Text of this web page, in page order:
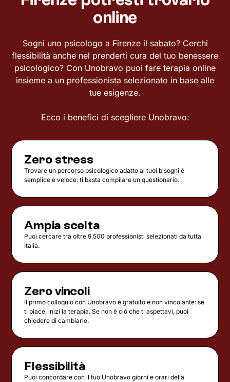
online
Sogni uno psicologo a Firenze il sabato? Cerchi
flessibilità anche nel prenderti cura del tuo benessere
psicologico? Con Unobravo puoi fare terapia online
insieme a un professionista selezionato in base alle
tue esigenze.
Ecco i benefici di scegliere Unobravo:
Zero stress
Trovare un percorso psicologico adatto ai tuoi bisogni è
semplice e veloce: ti basta compilare un questionario.
Ampia scelta
Puoi cercare tra oltre 9.500 professionisti selezionati da tutta
Italia.
Zero vincoli
Il primo colloquio con Unobravo è gratuito e non vincolante: se
ti piace, inizi la terapia. Se non è ciò che ti aspettavi, puoi
chiedere di cambiarlo.
Flessibilità
Puoi concordare con il tuo Unobravo giorni e orari della